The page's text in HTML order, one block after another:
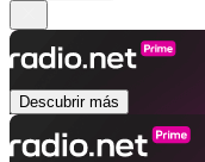
Descubrir más